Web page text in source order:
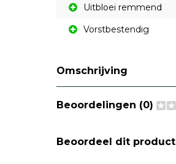
Uitbloei remmend
Vorstbestendig
Omschrijving
Beoordelingen (0)
Beoordeel dit product